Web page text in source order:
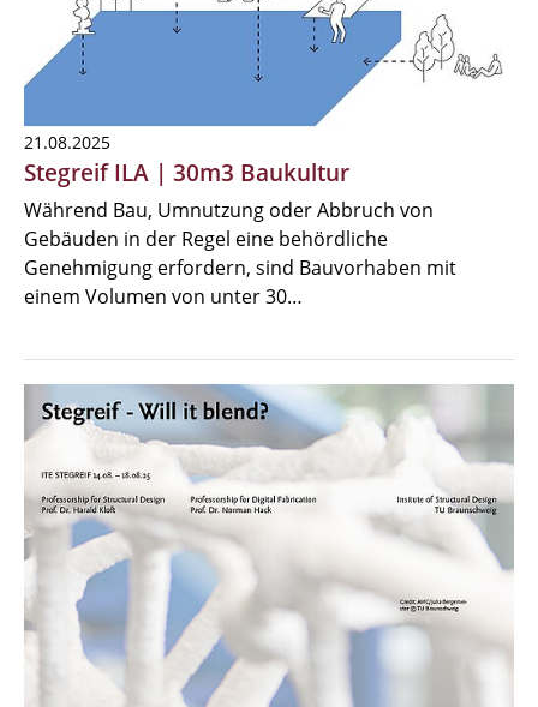
21.08.2025
Stegreif ILA | 30m3 Baukultur
Während Bau, Umnutzung oder Abbruch von
Gebäuden in der Regel eine behördliche
Genehmigung erfordern, sind Bauvorhaben mit
einem Volumen von unter 30…